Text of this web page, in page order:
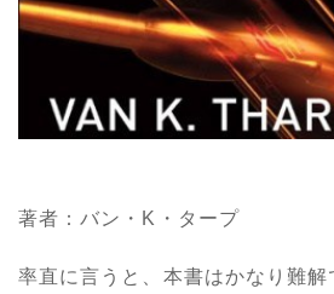
著者：バン・K・タープ
率直に言うと、本書はかなり難